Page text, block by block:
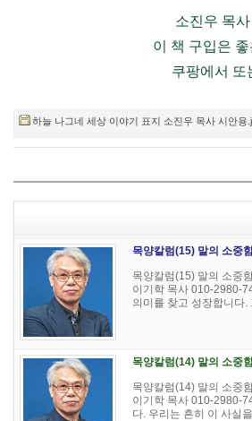
소진우 목
이 책 구입은
쿠팡에서 또
하늘 나그네 세상 이야기 표지 소진우 목사 시안용
목양칼럼(15) 말의 소중
목양칼럼(15) 말의 소중
이기학 목사 010-2980-
의미를 찾고 성장합니다.
목양칼럼(14) 말의 소중
목양칼럼(14) 말의 소중
이기학 목사 010-2980-
다. 우리는 흔히 이 사실